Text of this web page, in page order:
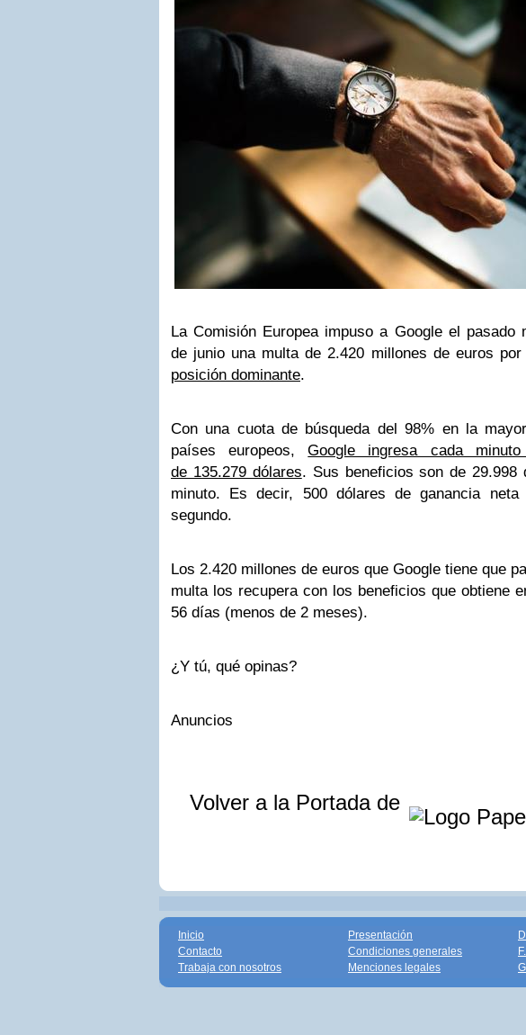
La Comisión Europea impuso a Google el pasado
de junio una multa de 2.420 millones de euros por
posición dominante.
Con una cuota de búsqueda del 98% en la
países europeos,Google ingresa cada
de 135.279 dólares. Sus beneficios son de 29.998
minuto. Es decir, 500 dólares de ganancia neta
segundo.
Los 2.420 millones de euros que Google tiene que
multa los recupera con los beneficios que obtiene
56 días (menos de 2 meses).
¿Y tú, qué opinas?
Anuncios
Volver a la Portada de
Inicio
Contacto
Trabaja con nosotros
Presentación
Condiciones generales
Menciones legales